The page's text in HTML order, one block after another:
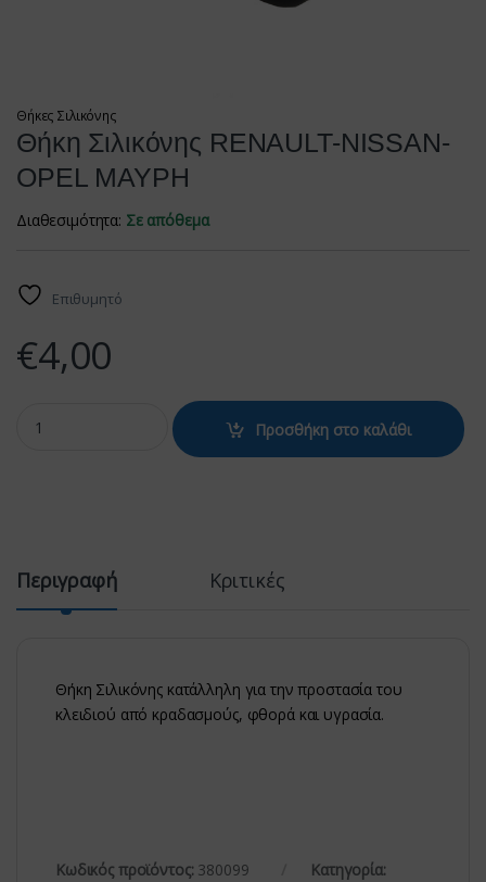
Θήκες Σιλικόνης
Θήκη Σιλικόνης RENAULT-NISSAN-
OPEL ΜΑΥΡΗ
Διαθεσιμότητα: Σε απόθεμα
Επιθυμητό
€4,00
Θήκη Σιλικόνης RENAULT-NISSAN-OPEL ΜΑΥΡΗ quantity
Προσθήκη στο καλάθι
Περιγραφή Κριτικές
Θήκη Σιλικόνης κατάλληλη για την προστασία του
κλειδιού από κραδασμούς, φθορά και υγρασία.
Κωδικός προϊόντος: 380099
Κατηγορία: